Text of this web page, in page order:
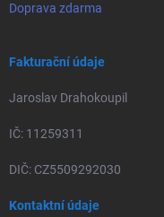
Doprava zdarma
Fakturační údaje
Jaroslav Drahokoupil
IČ: 11259311
DIČ: CZ5509292030
Kontaktní údaje